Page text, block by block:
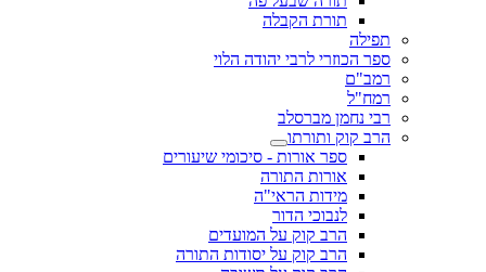
תורת הקבלה
תפילה
ספר הכוזרי לרבי יהודה הלוי
רמב"ם
רמח"ל
רבי נחמן מברסלב
הרב קוק ותורתו
ספר אורות - סיכומי שיעורים
אורות התורה
מידות הראי"ה
לנבוכי הדור
הרב קוק על המועדים
הרב קוק על יסודות התורה